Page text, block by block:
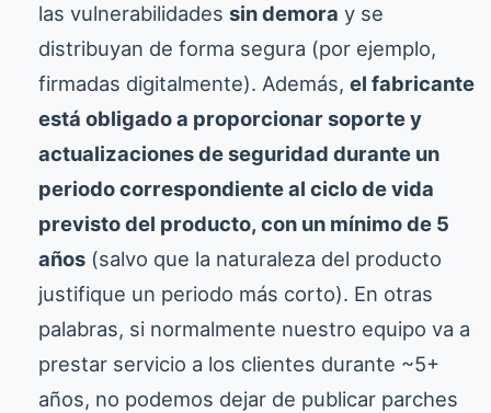
las vulnerabilidadessin demora y se
distribuyan de forma segura (por ejemplo,
firmadas digitalmente). Además,el fabricante
está obligado a proporcionar soporte y
actualizaciones de seguridad durante un
periodo correspondiente al ciclo de vida
previsto del producto, con un mínimo de 5
años (salvo que la naturaleza del producto
justifique un periodo más corto). En otras
palabras, si normalmente nuestro equipo va a
prestar servicio a los clientes durante ~5+
años, no podemos dejar de publicar parches